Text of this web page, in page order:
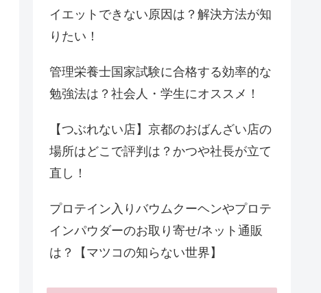
イエットできない原因は？解決方法が知
りたい！
管理栄養士国家試験に合格する効率的な
勉強法は？社会人・学生にオススメ！
【つぶれない店】京都のおばんざい店の
場所はどこで評判は？かつや社長が立て
直し！
プロテイン入りバウムクーヘンやプロテ
インパウダーのお取り寄せ/ネット通販
は？【マツコの知らない世界】